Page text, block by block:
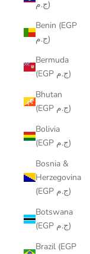
ج.م)
Benin (EGP
ج.م)
Bermuda
(EGP ج.م)
Bhutan
(EGP ج.م)
Bolivia
(EGP ج.م)
Bosnia &
Herzegovina
(EGP ج.م)
Botswana
(EGP ج.م)
Brazil (EGP